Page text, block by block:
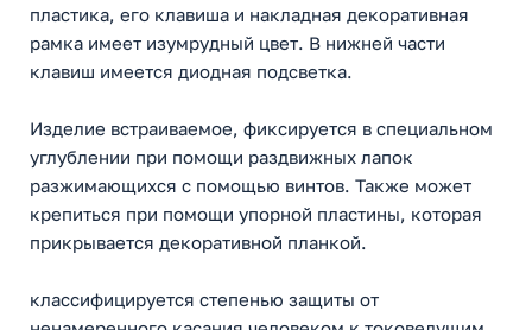
пластика, его клавиша и накладная декоративная
рамка имеет изумрудный цвет. В нижней части
клавиш имеется диодная подсветка.
Изделие встраиваемое, фиксируется в специальном
углублении при помощи раздвижных лапок
разжимающихся с помощью винтов. Также может
крепиться при помощи упорной пластины, которая
прикрывается декоративной планкой.
классифицируется степенью защиты от